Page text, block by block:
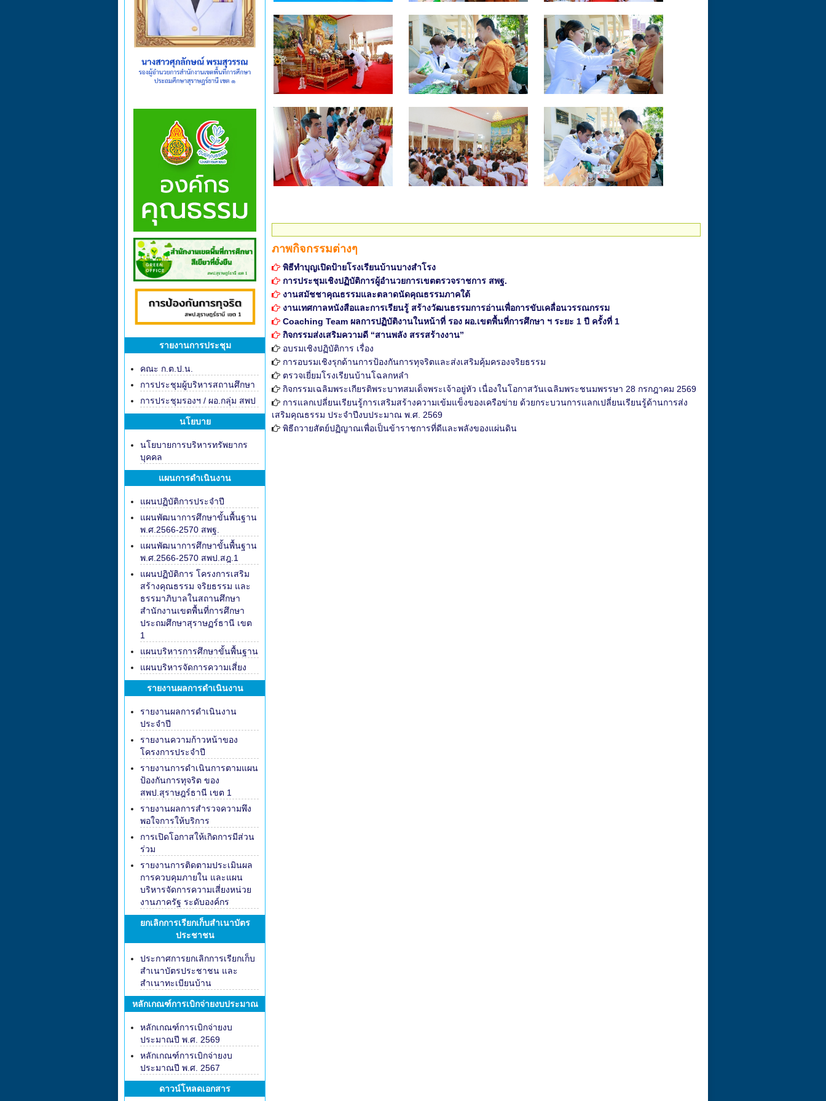
รายงานการประชุม
คณะ ก.ต.ป.น.
การประชุมผู้บริหารสถานศึกษา
การประชุมรองฯ / ผอ.กลุ่ม สพป
นโยบาย
นโยบายการบริหารทรัพยากร
บุคคล
แผนการดำเนินงาน
แผนปฏิบัติการประจำปี
แผนพัฒนาการศึกษาขั้นพื้นฐาน
พ.ศ.2566-2570 สพฐ.
แผนพัฒนาการศึกษาขั้นพื้นฐาน
พ.ศ.2566-2570 สพป.สฎ.1
แผนปฏิบัติการ โครงการเสริม
สร้างคุณธรรม จริยธรรม และ
ธรรมาภิบาลในสถานศึกษา
สำนักงานเขตพื้นที่การศึกษา
ประถมศึกษาสุราษฏร์ธานี เขต
1
แผนบริหารการศึกษาขั้นพื้นฐาน
แผนบริหารจัดการความเสี่ยง
รายงานผลการดำเนินงาน
รายงานผลการดำเนินงาน
ประจำปี
รายงานความก้าวหน้าของ
โครงการประจำปี
รายงานการดำเนินการตามแผน
ป้องกันการทุจริต ของ
สพป.สุราษฎร์ธานี เขต 1
รายงานผลการสำรวจความพึง
พอใจการให้บริการ
การเปิดโอกาสให้เกิดการมีส่วน
ร่วม
รายงานการติดตามประเมินผล
การควบคุมภายใน และแผน
บริหารจัดการความเสี่ยงหน่วย
งานภาครัฐ ระดับองค์กร
ยกเลิกการเรียกเก็บสำเนาบัตร
ประชาชน
ประกาศการยกเลิกการเรียกเก็บ
สำเนาบัตรประชาชน และ
สำเนาทะเบียนบ้าน
หลักเกณฑ์การเบิกจ่ายงบประมาณ
หลักเกณฑ์การเบิกจ่ายงบ
ประมาณปี พ.ศ. 2569
หลักเกณฑ์การเบิกจ่ายงบ
ประมาณปี พ.ศ. 2567
ดาวน์โหลดเอกสาร
ภาพกิจกรรมต่างๆ
พิธีทำบุญเปิดป้ายโรงเรียนบ้านบางสำโรง
การประชุมเชิงปฏิบัติการผู้อำนวยการเขตตรวจราชการ สพฐ.
งานสมัชชาคุณธรรมและตลาดนัดคุณธรรมภาคใต้
งานเทศกาลหนังสือและการเรียนรู้ สร้างวัฒนธรรมการอ่านเพื่อการขับเคลื่อนวรรณกรรม
Coaching Team ผลการปฏิบัติงานในหน้าที่ รอง ผอ.เขตพื้นที่การศึกษา ฯ ระยะ 1 ปี ครั้งที่ 1
กิจกรรมส่งเสริมความดี “สานพลัง สรรสร้างงาน”
อบรมเชิงปฏิบัติการ เรื่อง
การอบรมเชิงรุกด้านการป้องกันการทุจริตและส่งเสริมคุ้มครองจริยธรรม
ตรวจเยี่ยมโรงเรียนบ้านโฉลกหลำ
กิจกรรมเฉลิมพระเกียรติพระบาทสมเด็จพระเจ้าอยู่หัว เนื่องในโอกาสวันเฉลิมพระชนมพรรษา 28 กรกฎาคม 2569
การแลกเปลี่ยนเรียนรู้การเสริมสร้างความเข้มแข็งของเครือข่าย ด้วยกระบวนการแลกเปลี่ยนเรียนรู้ด้านการส่ง
เสริมคุณธรรม ประจำปีงบประมาณ พ.ศ. 2569
พิธีถวายสัตย์ปฏิญาณเพื่อเป็นข้าราชการที่ดีและพลังของแผ่นดิน